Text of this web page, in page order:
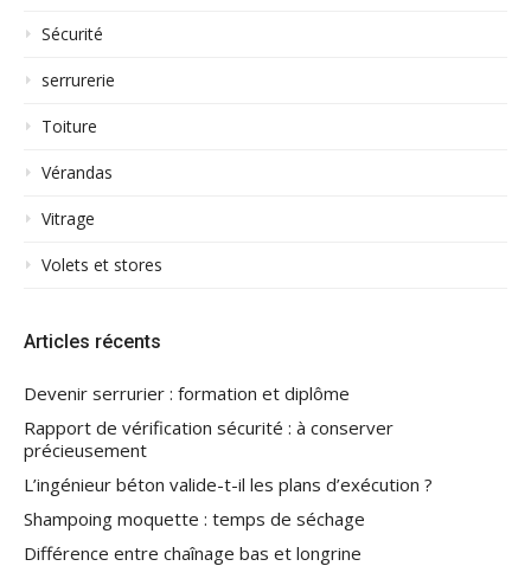
Sécurité
serrurerie
Toiture
Vérandas
Vitrage
Volets et stores
Articles récents
Devenir serrurier : formation et diplôme
Rapport de vérification sécurité : à conserver
précieusement
L’ingénieur béton valide-t-il les plans d’exécution ?
Shampoing moquette : temps de séchage
Différence entre chaînage bas et longrine